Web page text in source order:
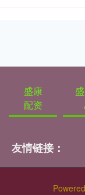
盛康
配资
友情链接：